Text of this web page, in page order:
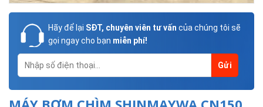
Hãy để lại SĐT, chuyên viên tư vấn của chúng tôi sẽ
gọi ngay cho bạn miễn phí!